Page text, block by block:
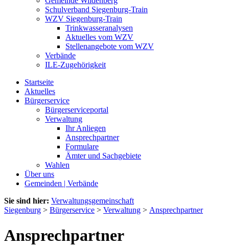
Schulverband Siegenburg-Train
WZV Siegenburg-Train
Trinkwasseranalysen
Aktuelles vom WZV
Stellenangebote vom WZV
Verbände
ILE-Zugehörigkeit
Startseite
Aktuelles
Bürgerservice
Bürgerserviceportal
Verwaltung
Ihr Anliegen
Ansprechpartner
Formulare
Ämter und Sachgebiete
Wahlen
Über uns
Gemeinden | Verbände
Sie sind hier: Verwaltungsgemeinschaft
Siegenburg > Bürgerservice > Verwaltung > Ansprechpartner
Ansprechpartner